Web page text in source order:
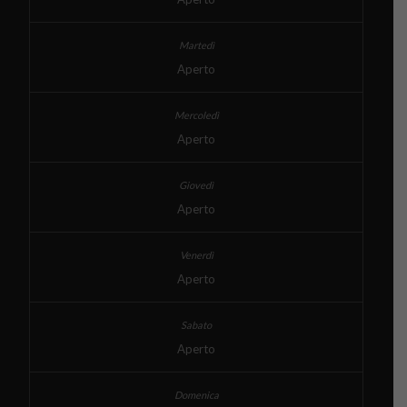
Aperto
Aperto
Aperto
Aperto
Aperto